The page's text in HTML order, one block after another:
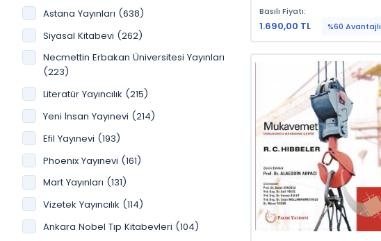
Ekonomi - İşletme (166)
Ekonomi, İşletme (154)
Ticaret Hukuku (142)
Çocuk Kitapları (132)
Borçlar Hukuku (129)
Vergi Hukuku (121)
İdare Hukuku (119)
Psikoloji (114)
Sağlık - Spor (113)
Astana Yayınları (638)
Siyasal Kitabevi (262)
Necmettin Erbakan Üniversitesi Yayınları
(223)
Literatür Yayıncılık (215)
Yeni İnsan Yayınevi (214)
Efil Yayınevi (193)
Phoenix Yayınevi (161)
Mart Yayınları (131)
Vizetek Yayıncılık (114)
Ankara Nobel Tıp Kitabevleri (104)
Basılı Fiyatı:
1.690,00 TL %60 Avantajlı